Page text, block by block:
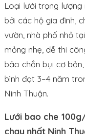
Loại lưới trọng
bởi các hộ gia đình,
vườn, nhà phố nhỏ
mỏng nhẹ, dễ thi
bảo chắn bụi cơ
bình đạt 3–4 năm
Ninh Thuận.
Lưới bao che
chạy nhất Ninh